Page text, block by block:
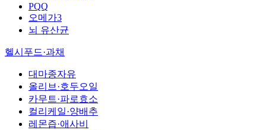
PQQ
오메가3
뇌 유산균
헬시푸드·과채
대마종자유
올리브·호두오일
카무트·파로효소
컬리케일·양배추
레몬즙·애사비